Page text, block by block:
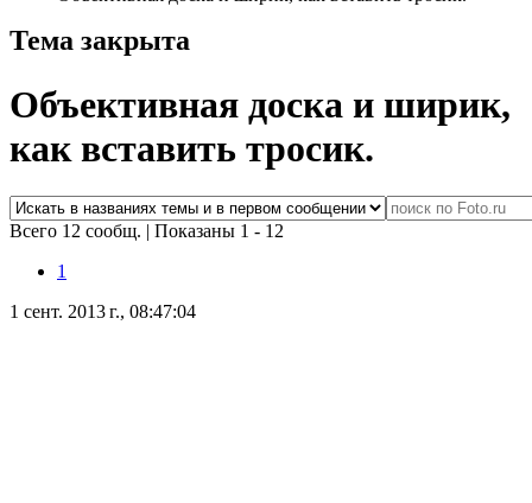
Тема закрыта
Объективная доска и ширик,
как вставить тросик.
Всего 12 сообщ. | Показаны 1 - 12
1
1 сент. 2013 г., 08:47:04